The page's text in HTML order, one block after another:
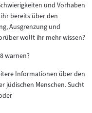
und Vorhaben
bereits über den
Ausgrenzung und
wollt ihr mehr wissen?
warnen?
Informationen über den
jüdischen Menschen. Sucht